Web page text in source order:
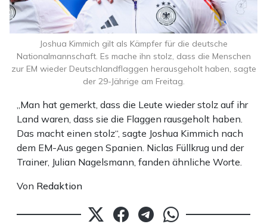
„Man hat gemerkt, dass die Leute wieder stolz auf ihr
Land waren, dass sie die Flaggen rausgeholt haben.
Das macht einen stolz“, sagte Joshua Kimmich nach
dem EM-Aus gegen Spanien. Niclas Füllkrug und der
Trainer, Julian Nagelsmann, fanden ähnliche Worte.
Von Redaktion
Joshua Kimmich gilt als Kämpfer für die deutsche
Nationalmannschaft. Es mache ihn stolz, dass die Menschen
zur EM wieder Deutschlandflaggen herausgeholt haben, sagte
der 29-Jährige am Freitag.